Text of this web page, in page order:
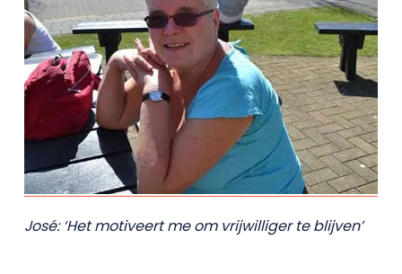
José: ‘Het motiveert me om vrijwilliger te blijven’